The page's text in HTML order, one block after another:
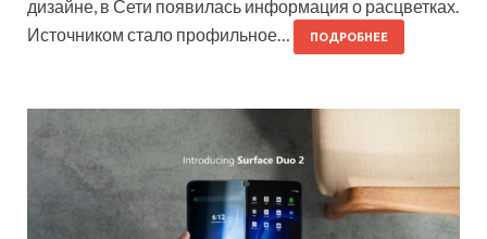
дизайне, в Сети появилась информация о расцветках.
Источником стало профильное…
ПОДРОБНЕЕ